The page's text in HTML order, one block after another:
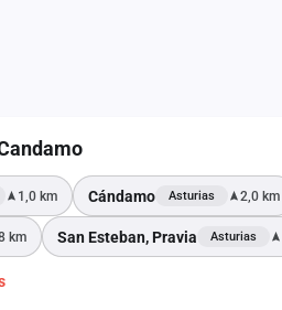
1,0 km Cándamo Asturias 2,0 km
km San Esteban, Pravia Asturias